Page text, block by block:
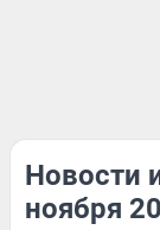
Новости
ноября